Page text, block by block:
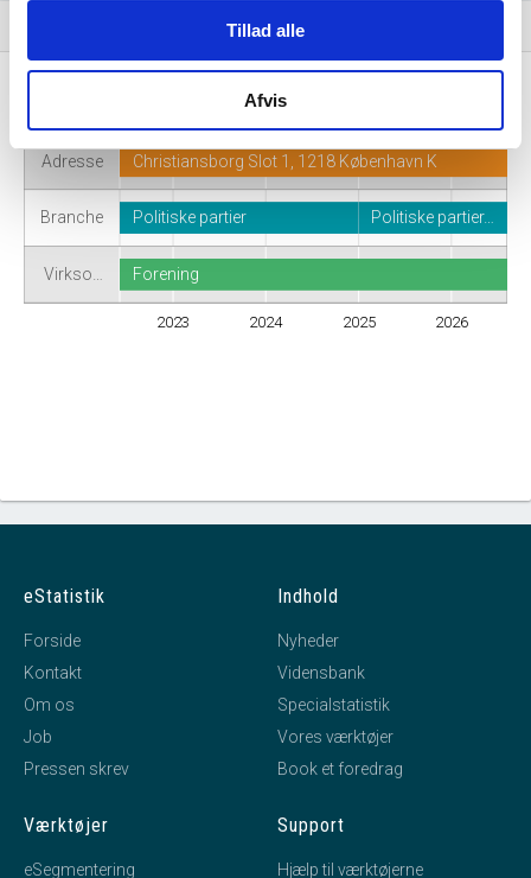
Tillad alle
Afvis
Virksomhedshistorik
Adresse
Branche
Virkso…
2023 2024 2025 2026
Moderaterne Folketingsgruppen
Christiansborg Slot 1, 1218 København K
Politiske partier Politiske partier…
Forening
eStatistik
Forside
Kontakt
Om os
Job
Pressen skrev
Indhold
Nyheder
Vidensbank
Specialstatistik
Vores værktøjer
Book et foredrag
Værktøjer
eSegmentering
Support
Hjælp til værktøjerne